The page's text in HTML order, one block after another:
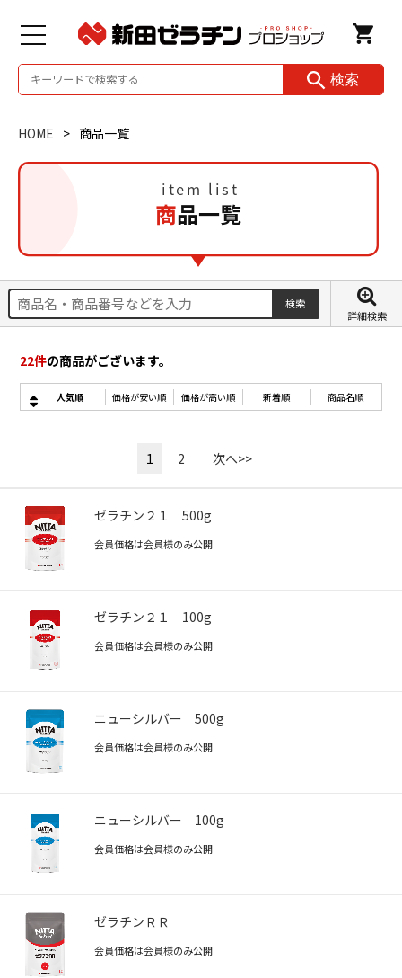
検索
HOME 商品一覧
商品一覧
詳細検索
22件の商品がございます。
人気順 価格が安い順 価格が高い順 新着順 商品名順
1 2 次へ>>
ゼラチン２１ 500g
会員価格は会員様のみ公開
ゼラチン２１ 100g
会員価格は会員様のみ公開
ニューシルバー 500g
会員価格は会員様のみ公開
ニューシルバー 100g
会員価格は会員様のみ公開
ゼラチンＲＲ
会員価格は会員様のみ公開